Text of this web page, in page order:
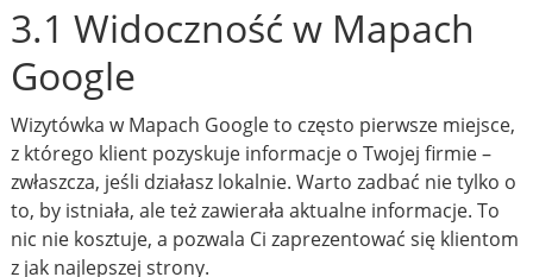
3.1 Widoczność w Mapach
Google
Wizytówka w Mapach Google to często pierwsze miejsce,
z którego klient pozyskuje informacje o Twojej firmie –
zwłaszcza, jeśli działasz lokalnie. Warto zadbać nie tylko o
to, by istniała, ale też zawierała aktualne informacje. To
nic nie kosztuje, a pozwala Ci zaprezentować się klientom
z jak najlepszej strony.